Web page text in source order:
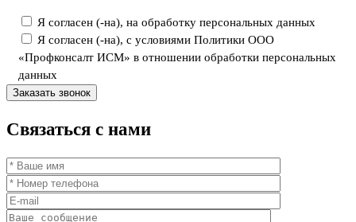
Я согласен (-на), на обработку персональных данных
Я согласен (-на), с условиями Политики ООО
«Профконсалт ИСМ» в отношении обработки персональных
данных
Связаться с нами